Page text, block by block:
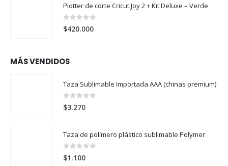
Plotter de corte Cricut Joy 2 + Kit Deluxe – Verde
0 out of 5
$420.000
MÁS VENDIDOS
Taza Sublimable Importada AAA (chinas premium)
0out of 5
$3.270
Taza de polímero plástico sublimable Polymer
0 out of 5
$1.100